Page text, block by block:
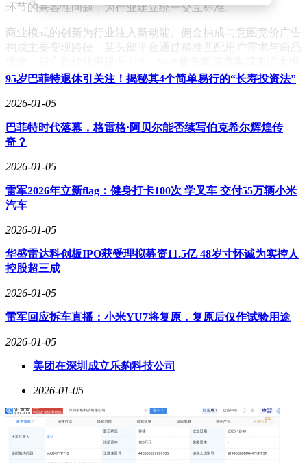
环节的兼容性问题，为行业建立统一交互标准。
商业模式的创新为行业注入新动能。佣金抽成与意图竞价广告
构成主要变现路径，某头部平台通过精准匹配用户需求与商品
型，推动导购、客服、运营等环节智能化升级，某企业案例显
传统电商的流量分发机制正在被重构，AI成为连接6.8亿网购
用户与海量商品的核心枢纽，据测算，智能推荐系统每年可为
行业创造超千亿元增量价值。
95岁巴菲特退休引关注！揭秘其4个简单易行的“长寿投资法”
2026-01-05
巴菲特时代落幕，格雷格·阿贝尔能否续写伯克希尔辉煌传
奇？
2026-01-05
雷军2026年立新flag：健身打卡100次 学叉车 交付55万辆小米
汽车
2026-01-05
华盛雷达科创板IPO获受理拟募资11.5亿 48岁寸怀诚为实控人
控股超三成
2026-01-05
雷军回应拆车直播：小米YU7将复原，复原后仅作试验用途
2026-01-05
美团在深圳成立乐豹科技公司
2026-01-05